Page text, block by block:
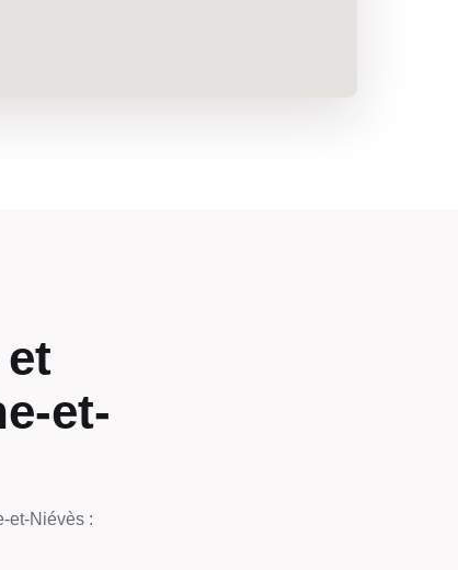
et-
et-Niévès :